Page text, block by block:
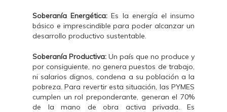
Soberanía Energética: Es la energía el insumo
básico e imprescindible para poder alcanzar un
desarrollo productivo sustentable.
Soberanía Productiva: Un país que no produce y
por consiguiente, no genera puestos de trabajo,
ni salarios dignos, condena a su población a la
pobreza. Para revertir esta situación, las PYMES
cumplen un rol preponderante, generan el 70%
de la mano de obra activa privada. Es